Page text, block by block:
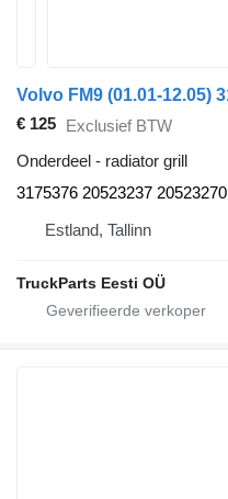
€ 125 Exclusief BTW
Onderdeel - radiator grill
3175376 20523237 20523270
Estland, Tallinn
TruckParts Eesti OÜ